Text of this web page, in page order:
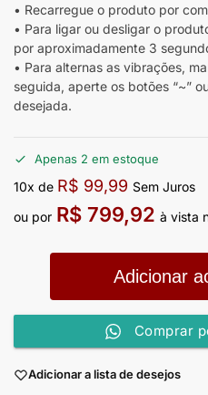
• Recarregue o produto por
• Para ligar ou desligar o
por aproximadamente 3
• Para alternas as vibrações,
seguida, aperte os botões “~”
desejada.
Apenas 2 em estoque
10x de R$ 99,99 Sem Juros
ou por R$ 799,92 à vista
Adicionar
Comprar
Adicionar a lista de desejos